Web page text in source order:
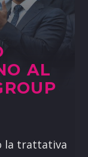
AL
la trattativa